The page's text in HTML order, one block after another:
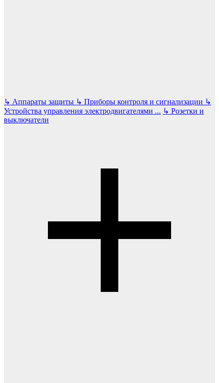
↳ Аппараты защиты ↳ Приборы контроля и сигнализации ↳
Устройства управления электродвигателями ... ↳ Розетки и
выключатели